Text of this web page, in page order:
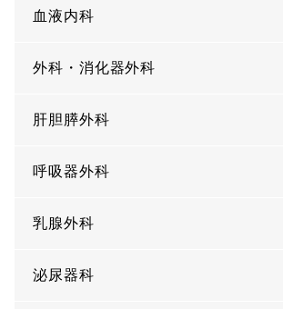
血液内科
外科・消化器外科
肝胆膵外科
呼吸器外科
乳腺外科
泌尿器科